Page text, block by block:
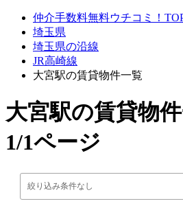
仲介手数料無料ウチコミ！
埼玉県
埼玉県の沿線
JR高崎線
大宮駅の賃貸物件一覧
大宮駅の賃貸物
1/1ページ
絞り込み条件なし